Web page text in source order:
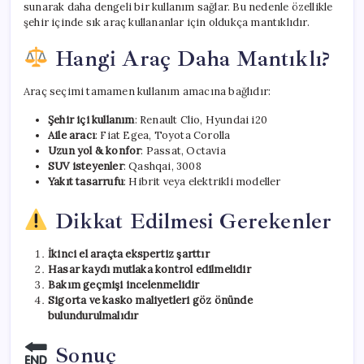
sunarak daha dengeli bir kullanım sağlar. Bu nedenle özellikle
şehir içinde sık araç kullananlar için oldukça mantıklıdır.
Hangi Araç Daha Mantıklı?
Araç seçimi tamamen kullanım amacına bağlıdır:
Şehir içi kullanım: Renault Clio, Hyundai i20
Aile aracı: Fiat Egea, Toyota Corolla
Uzun yol & konfor: Passat, Octavia
SUV isteyenler: Qashqai, 3008
Yakıt tasarrufu: Hibrit veya elektrikli modeller
Dikkat Edilmesi Gerekenler
İkinci el araçta ekspertiz şarttır
Hasar kaydı mutlaka kontrol edilmelidir
Bakım geçmişi incelenmelidir
Sigorta ve kasko maliyetleri göz önünde
bulundurulmalıdır
Sonuç